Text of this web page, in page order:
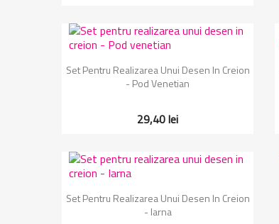
Vizualizare rapida
Set Pentru Realizarea Unui Desen In Creion
- Pod Venetian
29,40 lei
Vizualizare rapida
Set Pentru Realizarea Unui Desen In Creion
- Iarna